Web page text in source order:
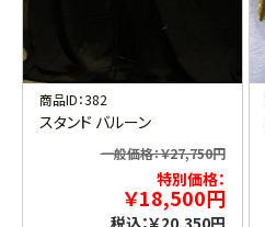
商品ID：382
スタンド バルーン
一般価格：￥27,750円
特別価格：
￥18,500円
税込：￥20,350円